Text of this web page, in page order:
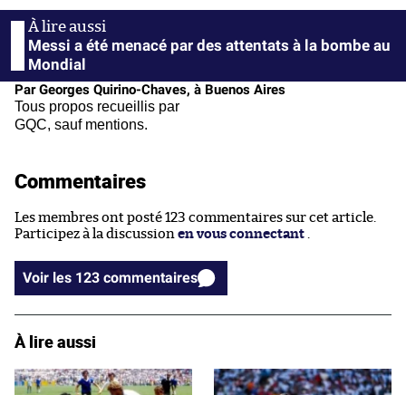
Messi a été menacé par des attentats à la bombe au
Mondial
Par Georges Quirino-Chaves, à Buenos Aires
Tous propos recueillis par
GQC, sauf mentions.
Commentaires
Les membres ont posté 123 commentaires sur cet article.
Participez à la discussion en vous connectant
Voir les 123 commentaires
À lire aussi